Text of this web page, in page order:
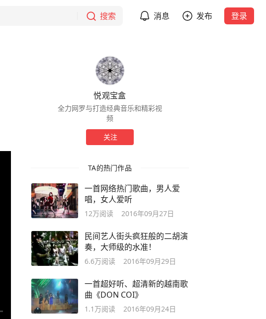
搜索 消息 发布 登录
悦观宝盒
全力网罗与打造经典音乐和精彩视
频
关注
TA的热门作品
一首网络热门歌曲，男人爱
唱，女人爱听
12万阅读 2016年09月27日
民间艺人街头疯狂般的二胡演
奏，大师级的水准！
6.6万阅读 2016年09月29日
一首超好听、超清新的越南歌
曲《DON COI》
1.1万阅读 2016年09月24日